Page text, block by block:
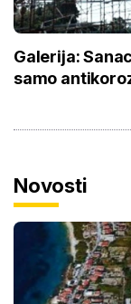
Galerija:
samo
Novosti